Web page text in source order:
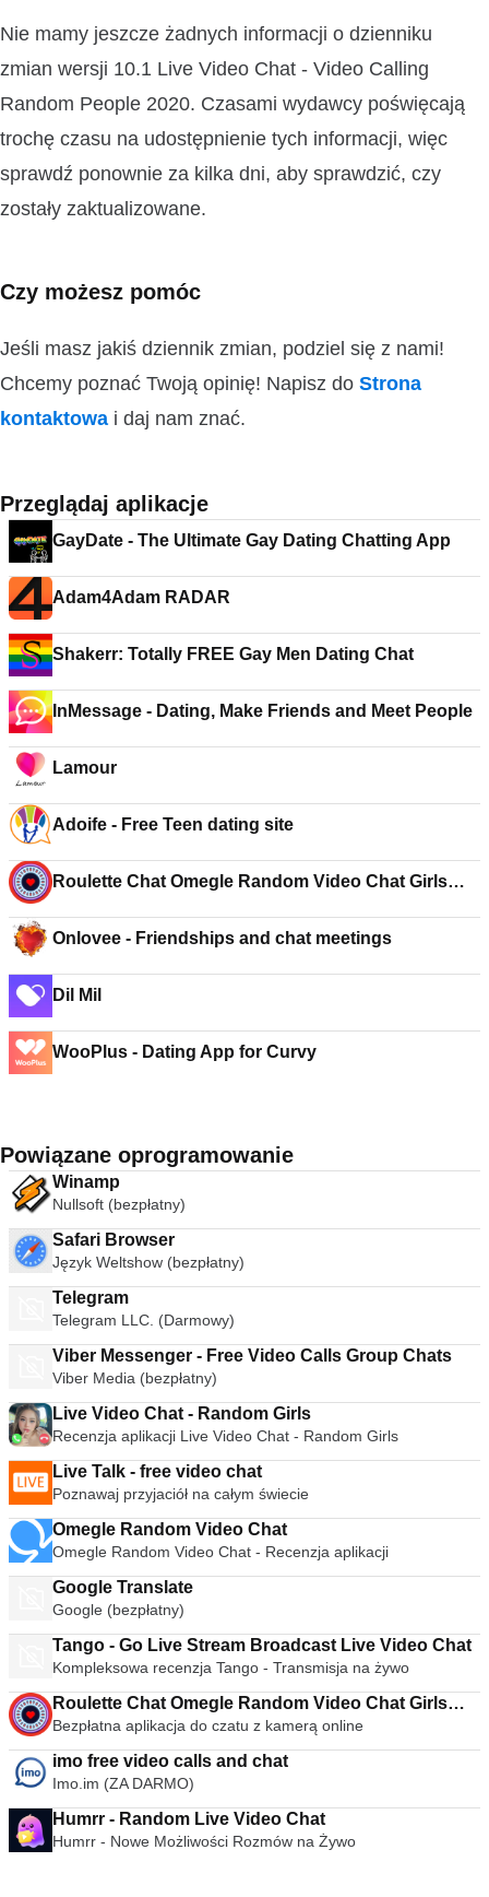
Nie mamy jeszcze żadnych informacji o dzienniku
zmian wersji 10.1 Live Video Chat - Video Calling
Random People 2020. Czasami wydawcy poświęcają
trochę czasu na udostępnienie tych informacji, więc
sprawdź ponownie za kilka dni, aby sprawdzić, czy
zostały zaktualizowane.
Czy możesz pomóc
Jeśli masz jakiś dziennik zmian, podziel się z nami!
Chcemy poznać Twoją opinię! Napisz do Strona
kontaktowa i daj nam znać.
Przeglądaj aplikacje
GayDate - The Ultimate Gay Dating Chatting App
Adam4Adam RADAR
Shakerr: Totally FREE Gay Men Dating Chat
InMessage - Dating, Make Friends and Meet People
Lamour
Adoife - Free Teen dating site
Roulette Chat Omegle Random Video Chat Girls
Onlovee - Friendships and chat meetings
Dil Mil
WooPlus - Dating App for Curvy
Powiązane oprogramowanie
Winamp
Nullsoft (bezpłatny)
Safari Browser
Język Weltshow (bezpłatny)
Telegram
Telegram LLC. (Darmowy)
Viber Messenger - Free Video Calls Group Chats
Viber Media (bezpłatny)
Live Video Chat - Random Girls
Recenzja aplikacji Live Video Chat - Random Girls
Live Talk - free video chat
Poznawaj przyjaciół na całym świecie
Omegle Random Video Chat
Omegle Random Video Chat - Recenzja aplikacji
Google Translate
Google (bezpłatny)
Tango - Go Live Stream Broadcast Live Video Chat
Kompleksowa recenzja Tango - Transmisja na żywo
Roulette Chat Omegle Random Video Chat Girls
App
Bezpłatna aplikacja do czatu z kamerą online
imo free video calls and chat
Imo.im (ZA DARMO)
Humrr - Random Live Video Chat
Humrr - Nowe Możliwości Rozmów na Żywo